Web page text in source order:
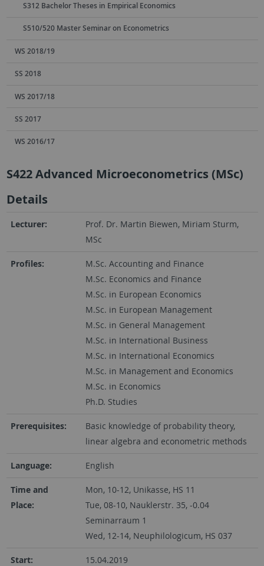
S312 Bachelor Theses in Empirical Economics
S510/520 Master Seminar on Econometrics
WS 2018/19
SS 2018
WS 2017/18
SS 2017
WS 2016/17
S422 Advanced Microeconometrics (MSc)
Details
Lecturer:
Prof. Dr. Martin Biewen, Miriam Sturm,
MSc
Profiles:
M.Sc. Accounting and Finance
M.Sc. Economics and Finance
M.Sc. in European Economics
M.Sc. in European Management
M.Sc. in General Management
M.Sc. in International Business
M.Sc. in International Economics
M.Sc. in Management and Economics
M.Sc. in Economics
Ph.D. Studies
Prerequisites:
Basic knowledge of probability theory,
linear algebra and econometric methods
Language: English
Time and
Place:
Mon, 10-12, Unikasse, HS 11
Tue, 08-10, Nauklerstr. 35, -0.04
Seminarraum 1
Wed, 12-14, Neuphilologicum, HS 037
Start: 15.04.2019